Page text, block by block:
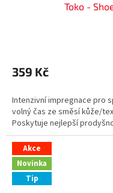
Toko -
359 Kč
Intenzivní impregnace pro
volný čas ze směsí kůže/
Poskytuje nejlepší
Akce
Novinka
Tip